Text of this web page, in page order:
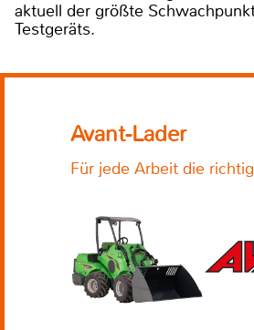
aktuell der größte
Testgeräts.
Avant-Lader
Für jede Arbeit die